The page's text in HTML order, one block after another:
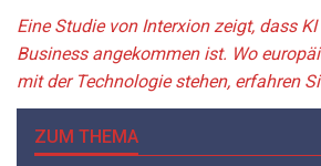
Eine Studie von Interxion zeigt, dass
Business angekommen ist. Wo
mit der Technologie stehen, erfahren
ZUM THEMA